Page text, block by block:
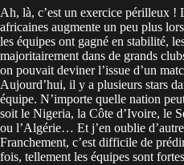
Ah, là, c’est un exercice périlleux !
africaines augmente un peu plus
les équipes ont gagné en stabilité,
majoritairement dans de grands
on pouvait deviner l’issue d’un
Aujourd’hui, il y a plusieurs stars
équipe. N’importe quelle nation
soit le Nigeria, la Côte d’Ivoire, le
ou l’Algérie… Et j’en oublie
Franchement, c’est difficile de
fois, tellement les équipes sont